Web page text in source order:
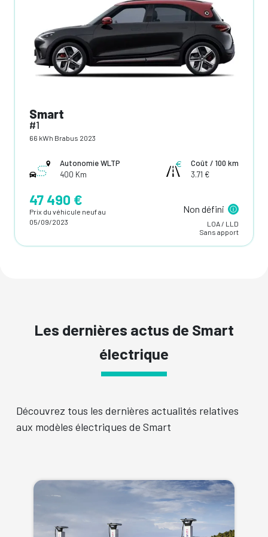
Smart
#1
66 kWh Brabus 2023
Autonomie WLTP
400 Km
Coût / 100 km
3.71 €
47 490 €
Prix du véhicule neuf au
05/09/2023
Non défini
LOA / LLD
Sans apport
Les dernières actus de Smart
électrique
Découvrez tous les dernières actualités relatives
aux modèles électriques de Smart